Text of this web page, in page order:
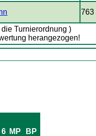
763
Turnierordnung )
herangezogen!
6 MP BP